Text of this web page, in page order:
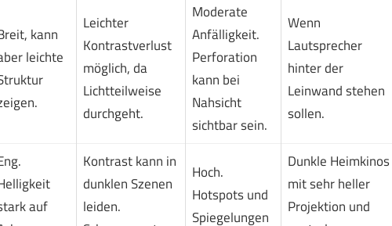
kann
leichte
Leichter
Kontrastverlust
möglich, da
Lichtteilweise
durchgeht.
Moderate
Anfälligkeit.
Perforation
kann bei
Nahsicht
sichtbar sein.
Wenn
Lautsprecher
hinter der
Leinwand stehen
sollen.
auf
Kontrast kann in
dunklen Szenen
leiden.
Hoch.
Hotspots und
Spiegelungen
Dunkle Heimkinos
mit sehr heller
Projektion und